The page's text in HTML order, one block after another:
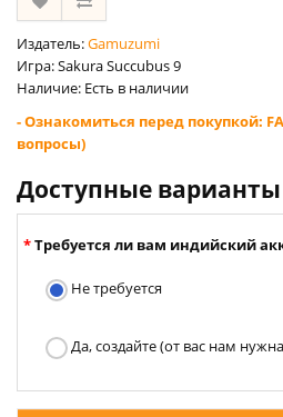
Издатель:Gamuzumi
Игра: Sakura Succubus 9
Наличие: Есть в наличии
- Ознакомиться перед покупкой:
вопросы)
Доступные варианты
Требуется ли вам индийский
Не требуется
Да, создайте (от вас нам